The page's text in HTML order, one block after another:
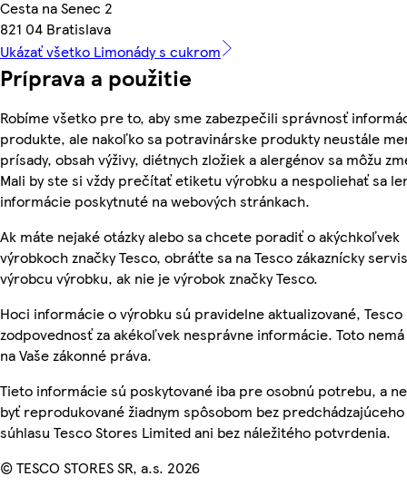
Cesta na Senec 2
821 04 Bratislava
Ukázať všetko Limonády s cukrom
Príprava a použitie
Robíme všetko pre to, aby sme zabezpečili správnosť
produkte, ale nakoľko sa potravinárske produkty neustále
prísady, obsah výživy, diétnych zložiek a alergénov sa môžu
Mali by ste si vždy prečítať etiketu výrobku a nespoliehať sa
informácie poskytnuté na webových stránkach.
Ak máte nejaké otázky alebo sa chcete poradiť o akýchkoľvek
výrobkoch značky Tesco, obráťte sa na Tesco zákaznícky
výrobcu výrobku, ak nie je výrobok značky Tesco.
Hoci informácie o výrobku sú pravidelne aktualizované, Tesco
zodpovednosť za akékoľvek nesprávne informácie. Toto
na Vaše zákonné práva.
Tieto informácie sú poskytované iba pre osobnú potrebu, a
byť reprodukované žiadnym spôsobom bez predchádzajúceho
súhlasu Tesco Stores Limited ani bez náležitého potvrdenia.
© TESCO STORES SR, a.s. 2026